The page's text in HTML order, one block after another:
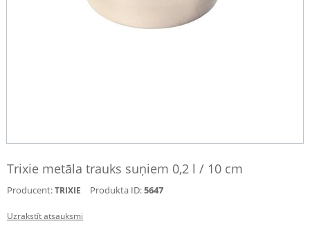
Trixie metāla trauks suņiem 0,2 l / 10 cm
Producent:TRIXIE Produkta ID:5647
Uzrakstīt atsauksmi